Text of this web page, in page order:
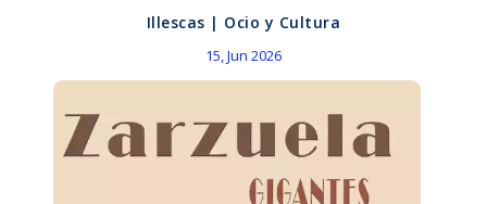
Illescas | Ocio y Cultura
15, Jun 2026